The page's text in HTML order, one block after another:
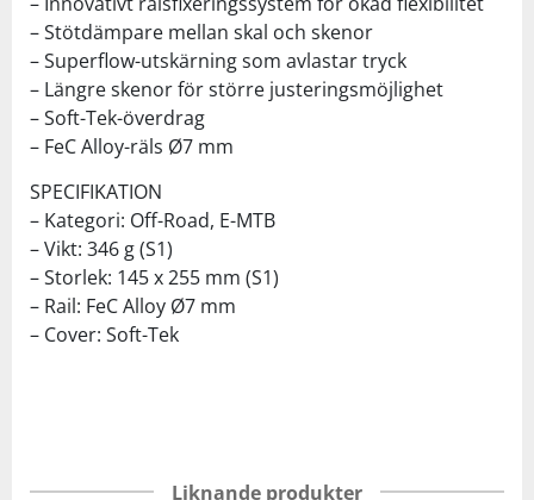
– Stötdämpare mellan skal och skenor
– Superflow-utskärning som avlastar tryck
– Längre skenor för större justeringsmöjlighet
– Soft-Tek-överdrag
– FeC Alloy-räls Ø7 mm
SPECIFIKATION
– Kategori: Off-Road, E-MTB
– Vikt: 346 g (S1)
– Storlek: 145 x 255 mm (S1)
– Rail: FeC Alloy Ø7 mm
– Cover: Soft-Tek
Liknande produkter